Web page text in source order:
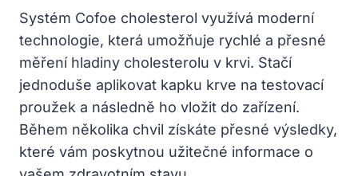
Systém Cofoe cholesterol využívá moderní
technologie, která umožňuje rychlé a přesné
měření hladiny cholesterolu v krvi. Stačí
jednoduše aplikovat kapku krve na testovací
proužek a následně ho vložit do zařízení.
Během několika chvil získáte přesné výsledky,
které vám poskytnou užitečné informace o